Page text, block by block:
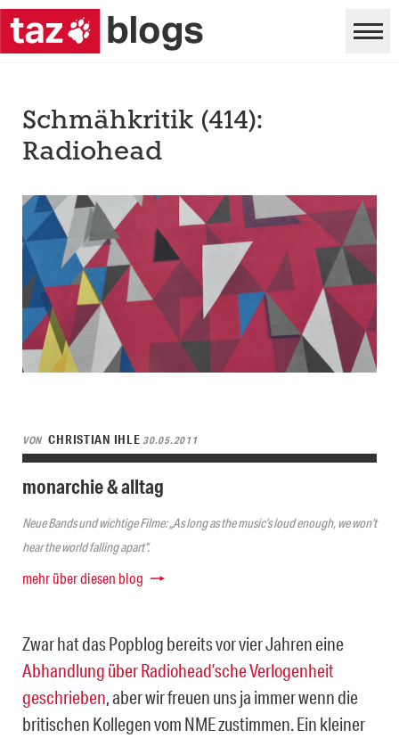
Schmähkritik (414):
Radiohead
VON CHRISTIAN IHLE 30.05.2011
monarchie & alltag
Neue Bands und wichtige Filme: „As long as the music’s loud enough, we won’t
hear the world falling apart“.
mehr über diesen blog
Zwar hat das Popblog bereits vor vier Jahren eine
Abhandlung über Radiohead’sche Verlogenheit
geschrieben, aber wir freuen uns ja immer wenn die
britischen Kollegen vom NME zustimmen. Ein kleiner